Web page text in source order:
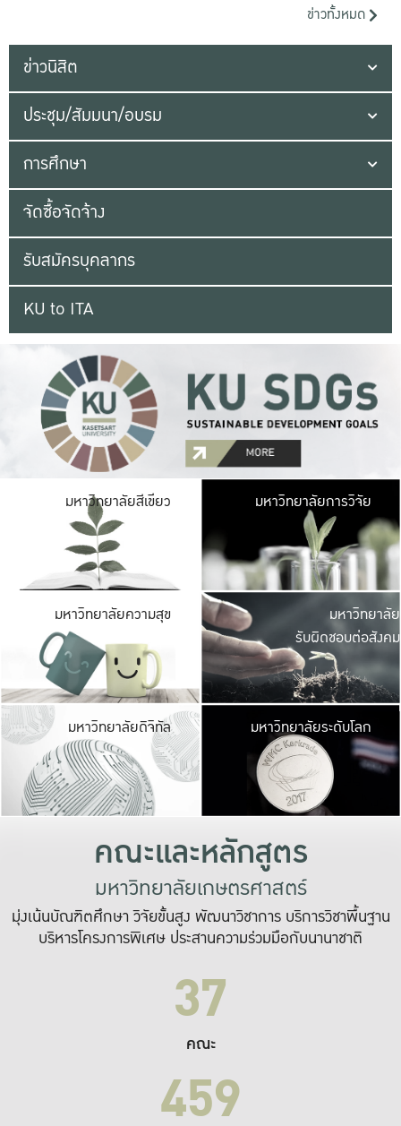
ข่าวทั้งหมด
ข่าวนิสิต
ประชุม/สัมมนา/อบรม
การศึกษา
จัดซื้อจัดจ้าง
รับสมัครบุคลากร
KU to ITA
มหาวิทยาลัยสีเขียว มหาวิ
มีพื้นที่เขียวสดใส
เป็นป่าในเมือง เกษต
มหาวิทยาลัยการวิจัย
มหาวิทยาลัยความสุข มหาวิ
ค
เปิดประ
และพบเรื่องราวใ
มหาวิทยาลัย
รับผิดชอบต่อสังคม
มหาวิทยาลัยดิจิทัล มหาวิ
เปลี่ยนแปลง แล
เพื่อทำง
ระบบสารสนเทศ
มหาวิทยาลัยระดับโลก
คณะและหลักสูตร
มหาวิทยาลัยเกษตรศาสตร์
มุ่งเน้นบัณฑิตศึกษา วิจัยขั้นสูง พัฒนาวิชาการ บริการวิชาพื้นฐาน
บริหารโครงการพิเศษ ประสานความร่วมมือกับนานาชาติ
37
คณะ
459